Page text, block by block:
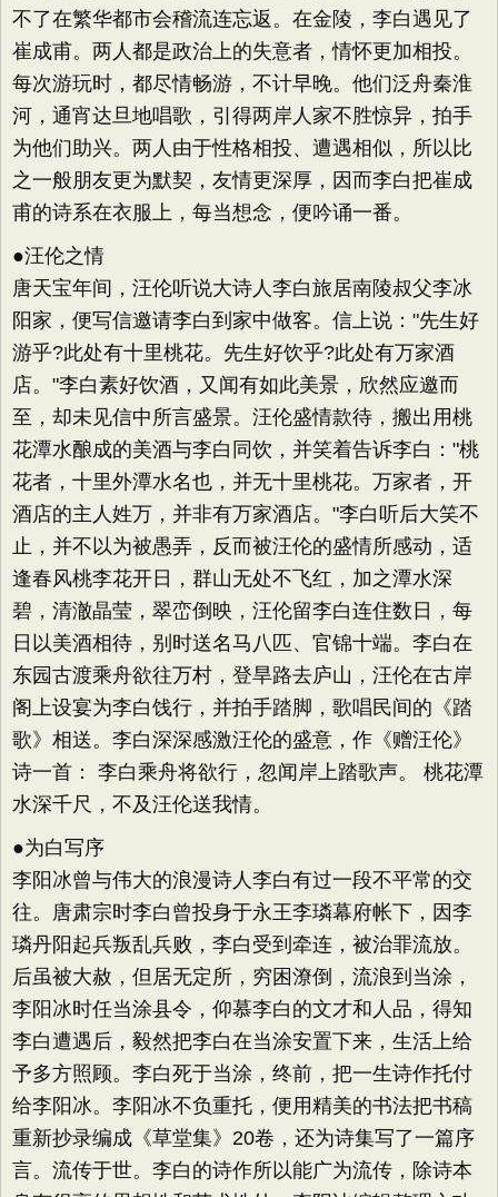
不了在繁华都市会稽流连忘返。在金陵，李白遇见了
崔成甫。两人都是政治上的失意者，情怀更加相投。
每次游玩时，都尽情畅游，不计早晚。他们泛舟秦淮
河，通宵达旦地唱歌，引得两岸人家不胜惊异，拍手
为他们助兴。两人由于性格相投、遭遇相似，所以比
之一般朋友更为默契，友情更深厚，因而李白把崔成
甫的诗系在衣服上，每当想念，便吟诵一番。
●汪伦之情
唐天宝年间，汪伦听说大诗人李白旅居南陵叔父李冰
阳家，便写信邀请李白到家中做客。信上说："先生好
游乎?此处有十里桃花。先生好饮乎?此处有万家酒
店。"李白素好饮酒，又闻有如此美景，欣然应邀而
至，却未见信中所言盛景。汪伦盛情款待，搬出用桃
花潭水酿成的美酒与李白同饮，并笑着告诉李白："桃
花者，十里外潭水名也，并无十里桃花。万家者，开
酒店的主人姓万，并非有万家酒店。"李白听后大笑不
止，并不以为被愚弄，反而被汪伦的盛情所感动，适
逢春风桃李花开日，群山无处不飞红，加之潭水深
碧，清澈晶莹，翠峦倒映，汪伦留李白连住数日，每
日以美酒相待，别时送名马八匹、官锦十端。李白在
东园古渡乘舟欲往万村，登旱路去庐山，汪伦在古岸
阁上设宴为李白饯行，并拍手踏脚，歌唱民间的《踏
歌》相送。李白深深感激汪伦的盛意，作《赠汪伦》
诗一首： 李白乘舟将欲行，忽闻岸上踏歌声。 桃花潭
水深千尺，不及汪伦送我情。
●为白写序
李阳冰曾与伟大的浪漫诗人李白有过一段不平常的交
往。唐肃宗时李白曾投身于永王李璘幕府帐下，因李
璘丹阳起兵叛乱兵败，李白受到牵连，被治罪流放。
后虽被大赦，但居无定所，穷困潦倒，流浪到当涂，
李阳冰时任当涂县令，仰慕李白的文才和人品，得知
李白遭遇后，毅然把李白在当涂安置下来，生活上给
予多方照顾。李白死于当涂，终前，把一生诗作托付
给李阳冰。李阳冰不负重托，便用精美的书法把书稿
重新抄录编成《草堂集》20卷，还为诗集写了一篇序
言。流传于世。李白的诗作所以能广为流传，除诗本